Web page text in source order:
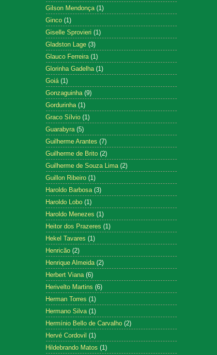
Gilson Mendonça (1)
Ginco (1)
Giselle Sprovieri (1)
Gladston Lage (3)
Glauco Ferreira (1)
Glorinha Gadelha (1)
Goiá (1)
Gonzaguinha (9)
Gordurinha (1)
Graco Sílvio (1)
Guarabyra (5)
Guilherme Arantes (7)
Guilherme de Brito (2)
Guilherme de Souza Lima (2)
Guillon Ribeiro (1)
Haroldo Barbosa (3)
Haroldo Lobo (1)
Haroldo Menezes (1)
Heitor dos Prazeres (1)
Hekel Tavares (1)
Henricão (2)
Henrique Almeida (2)
Herbert Viana (6)
Herivelto Martins (6)
Herman Torres (1)
Hermano Silva (1)
Hermínio Bello de Carvalho (2)
Hervé Cordovil (1)
Hildebrando Matos (1)